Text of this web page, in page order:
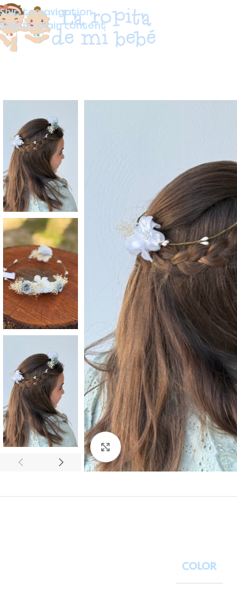
Skip to navigation
Skip to main content
Ampliar foto
COLOR